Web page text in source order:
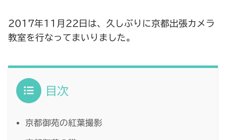
2017年11月22日は、久しぶりに京都出張カメラ
教室を行なってまいりました。
目次
京都御苑の紅葉撮影